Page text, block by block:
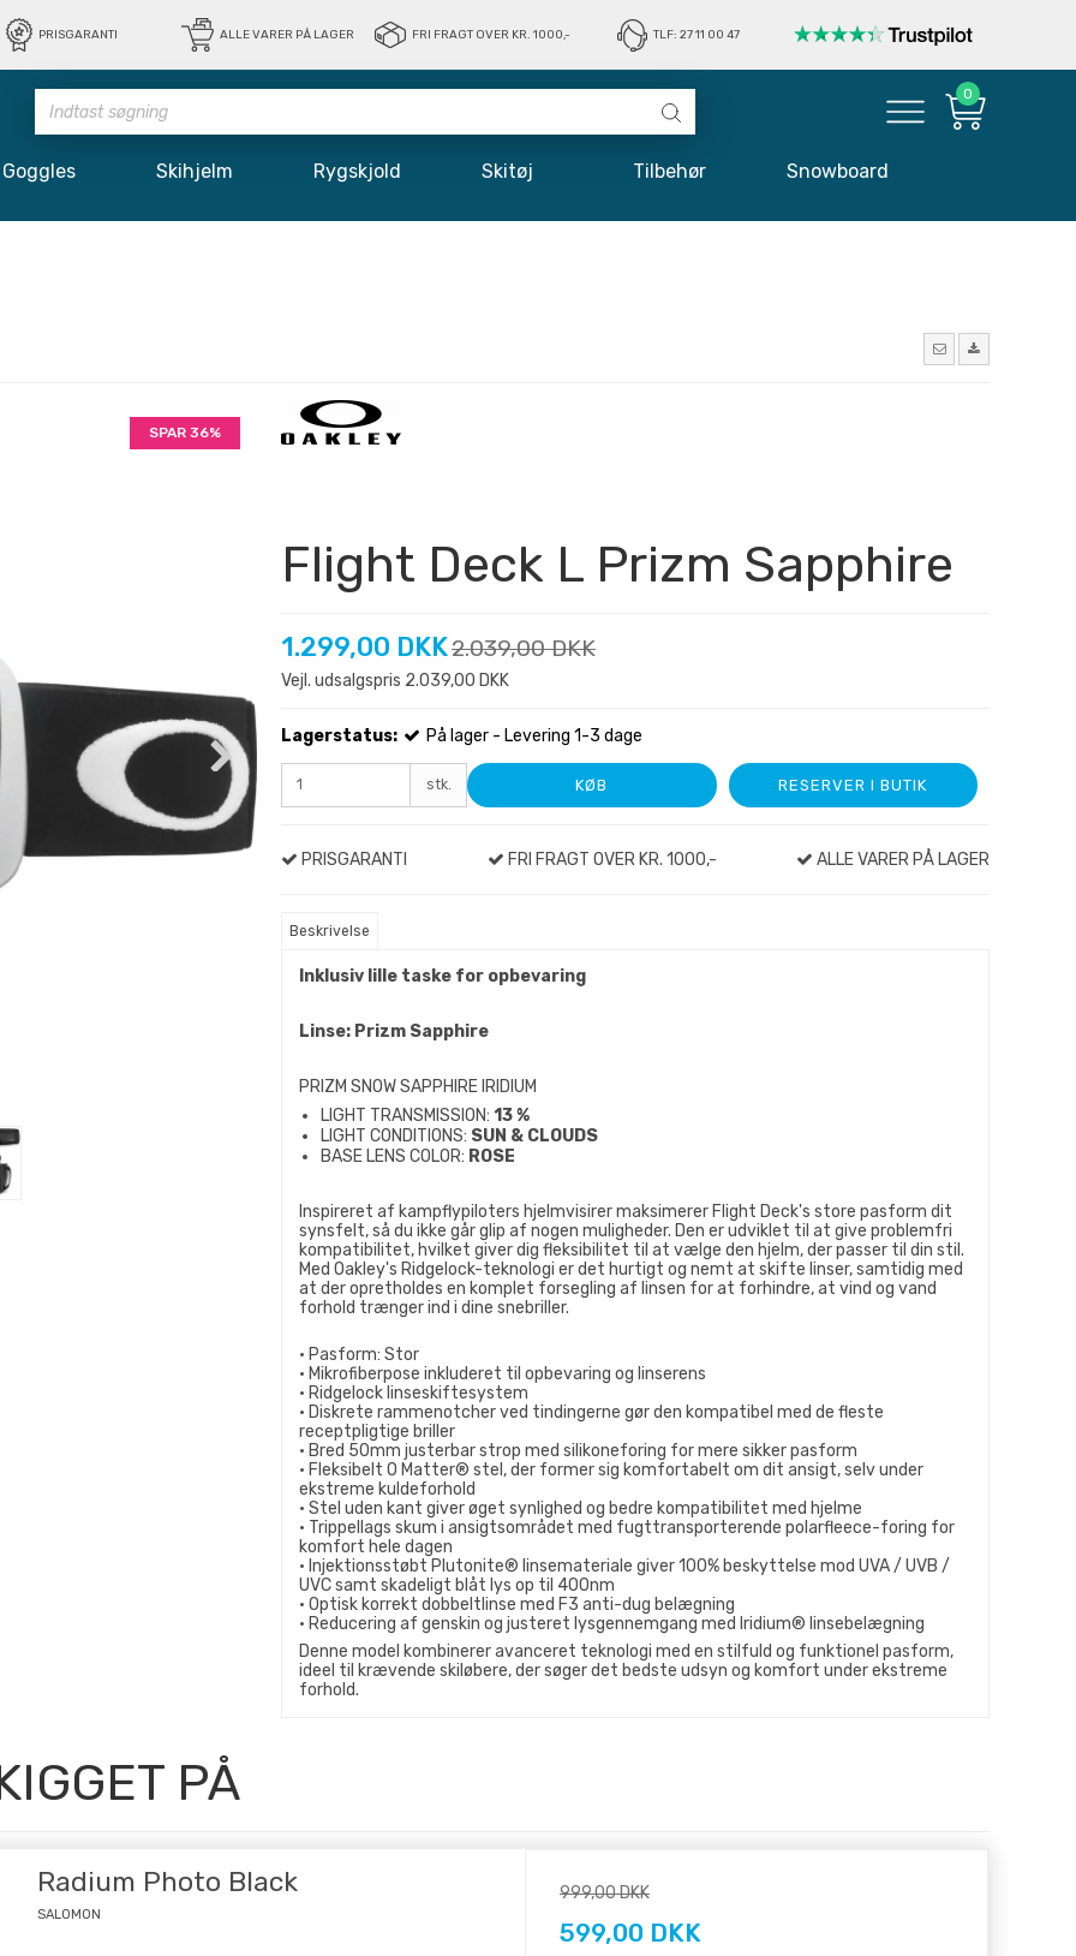
PRISGARANTI ALLE VARER PÅ LAGER FRI FRAGT OVER KR. 1000,- TLF: 27 11 00 47
0
Goggles Skihjelm Rygskjold Skitøj Tilbehør Snowboard
SPAR 36%
Flight Deck L Prizm Sapphire
1.299,00 DKK2.039,00 DKK
Vejl. udsalgspris 2.039,00 DKK
Lagerstatus: På lager - Levering 1-3 dage
stk. KØB RESERVER I BUTIK
PRISGARANTI FRI FRAGT OVER KR. 1000,- ALLE VARER PÅ LAGER
Beskrivelse
Inklusiv lille taske for opbevaring
Linse: Prizm Sapphire
PRIZM SNOW SAPPHIRE IRIDIUM
LIGHT TRANSMISSION: 13 %
LIGHT CONDITIONS: SUN & CLOUDS
BASE LENS COLOR: ROSE
Inspireret af kampflypiloters hjelmvisirer maksimerer Flight Deck's store pasform dit
synsfelt, så du ikke går glip af nogen muligheder. Den er udviklet til at give problemfri
kompatibilitet, hvilket giver dig fleksibilitet til at vælge den hjelm, der passer til din stil.
Med Oakley's Ridgelock-teknologi er det hurtigt og nemt at skifte linser, samtidig med
at der opretholdes en komplet forsegling af linsen for at forhindre, at vind og vand
forhold trænger ind i dine snebriller.
• Pasform: Stor
• Mikrofiberpose inkluderet til opbevaring og linserens
• Ridgelock linseskiftesystem
• Diskrete rammenotcher ved tindingerne gør den kompatibel med de fleste
receptpligtige briller
• Bred 50mm justerbar strop med silikoneforing for mere sikker pasform
• Fleksibelt O Matter® stel, der former sig komfortabelt om dit ansigt, selv under
ekstreme kuldeforhold
• Stel uden kant giver øget synlighed og bedre kompatibilitet med hjelme
• Trippellags skum i ansigtsområdet med fugttransporterende polarfleece-foring for
komfort hele dagen
• Injektionsstøbt Plutonite® linsemateriale giver 100% beskyttelse mod UVA / UVB /
UVC samt skadeligt blåt lys op til 400nm
• Optisk korrekt dobbeltlinse med F3 anti-dug belægning
• Reducering af genskin og justeret lysgennemgang med Iridium® linsebelægning
Denne model kombinerer avanceret teknologi med en stilfuld og funktionel pasform,
ideel til krævende skiløbere, der søger det bedste udsyn og komfort under ekstreme
forhold.
PÅ
Radium Photo Black
SALOMON
999,00 DKK
599,00 DKK